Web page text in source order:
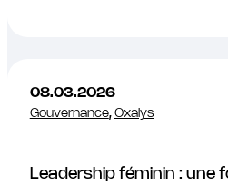
08.03.2026
Gouvernance, Oxalys
Leadership féminin : une